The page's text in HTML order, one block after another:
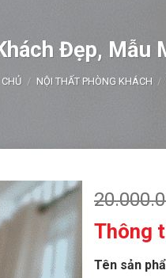
Đẹp, Mẫu
/ NỘI THẤT PHÒNG KHÁCH /
Thông
Tên sản